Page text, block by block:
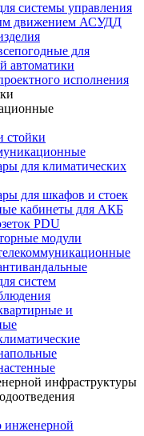
системы управления
движением АСУДД
для
автоматики
исполнения
для климатических
для шкафов и стоек
кабинеты для АКБ
PDU
модули
систем
и
инфраструктуры
инженерной